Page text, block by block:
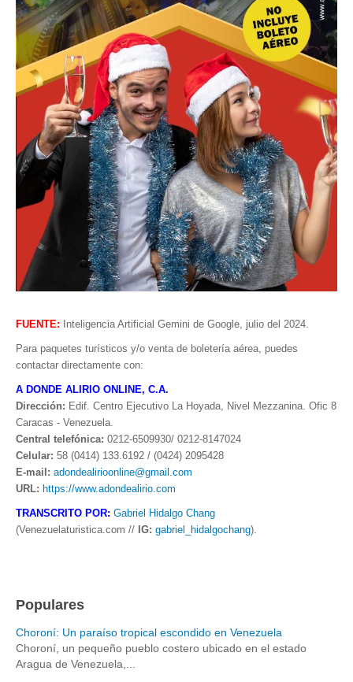
FUENTE: Inteligencia Artificial Gemini de Google, julio del 2024.
Para paquetes turísticos y/o venta de boletería aérea, puedes
contactar directamente con:
A DONDE ALIRIO ONLINE, C.A.
Dirección: Edif. Centro Ejecutivo La Hoyada, Nivel Mezzanina. Ofic 8
Caracas - Venezuela.
Central telefónica: 0212-6509930/ 0212-8147024
Celular: 58 (0414) 133.6192 / (0424) 2095428
E-mail: adondealirioonline@gmail.com
URL: https://www.adondealirio.com
TRANSCRITO POR: Gabriel Hidalgo Chang
(Venezuelaturistica.com // IG: gabriel_hidalgochang).
Populares
Choroní: Un paraíso tropical escondido en Venezuela
Choroní, un pequeño pueblo costero ubicado en el estado
Aragua de Venezuela,...